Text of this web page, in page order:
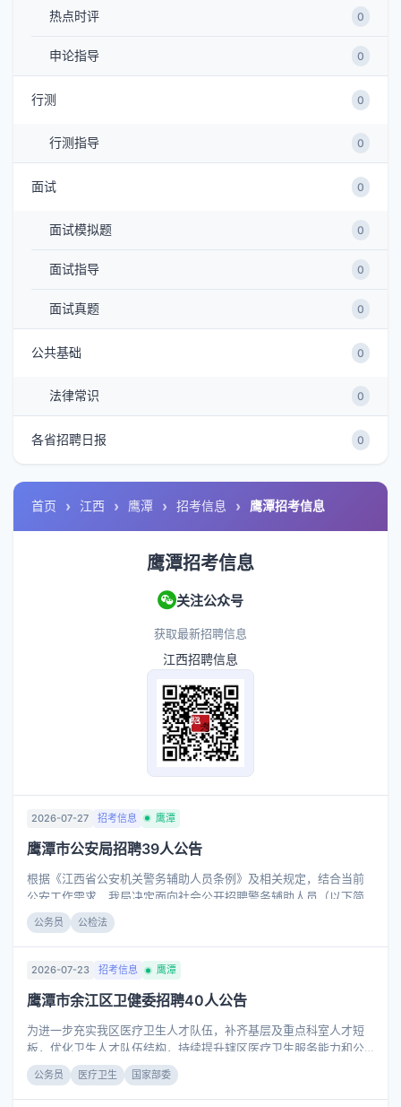
首页 江西 鹰潭 招考信息 鹰潭招考信息
鹰潭招考信息
关注公众号
获取最新招聘信息
江西招聘信息
2026-07-27 招考信息 鹰潭
鹰潭市公安局招聘39人公告
根据《江西省公安机关警务辅助人员条例》及相关规定，结合当前
公安工作需求，我局决定面向社会公开招聘警务辅助人员（以下简
称“辅警”），现将有关事项公告如下： 一、招聘人数及岗位 此次计
划招聘辅警39名，具体招聘职位、人数、资格条件等详见《2026年
鹰潭市公安局公开招聘警务辅助人员职位表》（见附件1）。 二、招
聘条件 （一）招聘人员基本条件： 1.具有中华人民共和国国籍； 2.
规； 3.具有良好的政治素质、心理素质和道德品行； 4.
公务员 公检法
2026-07-23 招考信息 鹰潭
鹰潭市余江区卫健委招聘40人公告
为进一步充实我区医疗卫生人才队伍，补齐基层及重点科室人才短
板，优化卫生人才队伍结构，持续提升辖区医疗卫生服务能力和公
共卫生保障水平，结合我区卫健系统各单位岗位空缺、人才配置现
状及群众就医服务需求，现就开展2026年毕业季专场高层次卫生专
业技术人才招聘工作公告如下。 一、招聘岗位及人数 共招聘高层次
公务员 医疗卫生 国家部委
热点时评 0
申论指导 0
行测 0
行测指导 0
面试 0
面试模拟题 0
面试指导 0
面试真题 0
公共基础 0
法律常识 0
各省招聘日报 0